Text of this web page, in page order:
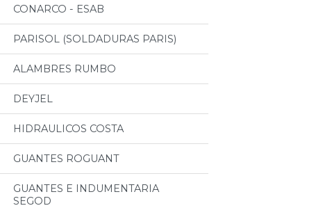
CONARCO - ESAB
PARISOL (SOLDADURAS PARIS)
ALAMBRES RUMBO
DEYJEL
HIDRAULICOS COSTA
GUANTES ROGUANT
GUANTES E INDUMENTARIA
SEGOD